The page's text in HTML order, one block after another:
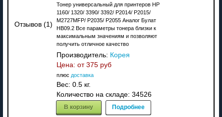
Отзывов (1)
Тонер универсальный для принтеров HP
1160/ 1320/ 3390/ 3392/ P2014/ P2015/
M2727MFP/ P2035/ P2055 Аналог Булат
HB09.2 Все параметры тонера близки к
максимальным значениям и позволяют
получить отличное качество
Производитель: Корея
Цена: от 375 руб
плюс доставка
Вес: 0.5 кг.
Количество на складе: 34526
В корзину Подробнее